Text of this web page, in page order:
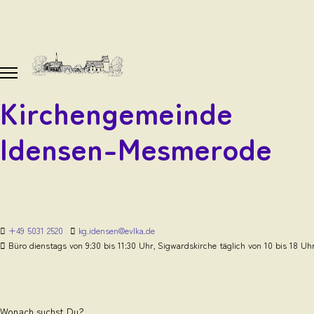
Kirchengemeinde
Idensen-Mesmerode
+49 5031 2520
kg.idensen@evlka.de
Büro dienstags von 9:30 bis 11:30 Uhr, Sigwardskirche täglich von 10 bis 18
Wonach suchst Du?